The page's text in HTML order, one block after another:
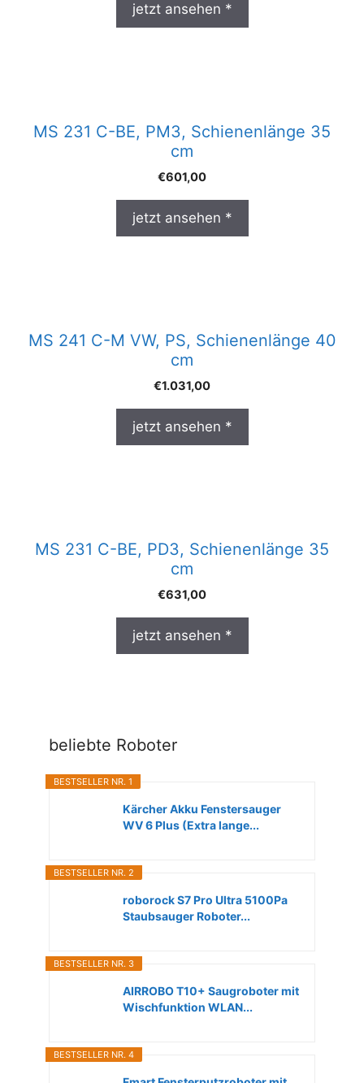
jetzt ansehen *
MS 231 C-BE, PM3, Schienenlänge 35
cm
€601,00
jetzt ansehen *
MS 241 C-M VW, PS, Schienenlänge 40
cm
€1.031,00
jetzt ansehen *
MS 231 C-BE, PD3, Schienenlänge 35
cm
€631,00
jetzt ansehen *
beliebte Roboter
BESTSELLER NR. 1
Kärcher Akku Fenstersauger
WV 6 Plus (Extra lange...
BESTSELLER NR. 2
roborock S7 Pro Ultra 5100Pa
Staubsauger Roboter...
BESTSELLER NR. 3
AIRROBO T10+ Saugroboter mit
Wischfunktion WLAN...
BESTSELLER NR. 4